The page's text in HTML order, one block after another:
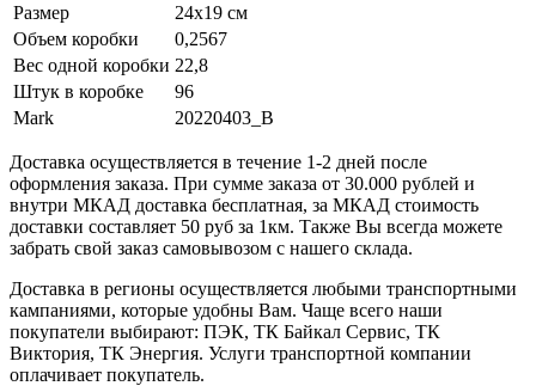
Размер
24х19 см
Объем коробки
0,2567
Вес одной коробки 22,8
Штук в коробке
96
Mark
20220403_B
Доставка осуществляется в течение 1-2 дней после
оформления заказа. При сумме заказа от 30.000 рублей и
внутри МКАД доставка бесплатная, за МКАД стоимость
доставки составляет 50 руб за 1км. Также Вы всегда можете
забрать свой заказ самовывозом с нашего склада.
Доставка в регионы осуществляется любыми транспортными
кампаниями, которые удобны Вам. Чаще всего наши
покупатели выбирают: ПЭК, ТК Байкал Сервис, ТК
Виктория, ТК Энергия. Услуги транспортной компании
оплачивает покупатель.